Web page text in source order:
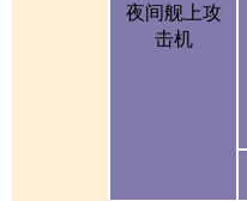
夜间舰上攻
击机